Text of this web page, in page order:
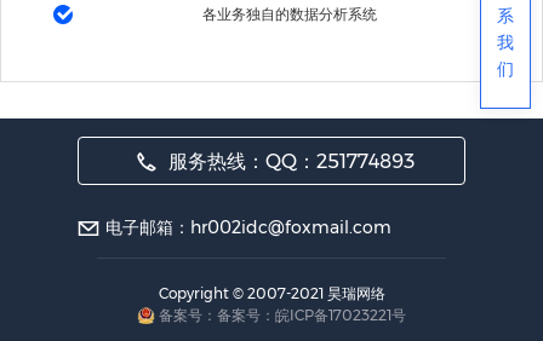
各业务独自的数据分析系统
服务热线：QQ：251774893
电子邮箱：hr002idc@foxmail.com
Copyright © 2007-2021 昊瑞网络
备案号：备案号：皖ICP备17023221号
系
我
们